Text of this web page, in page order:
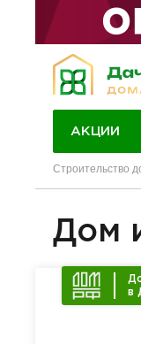
АКЦИИ
Строительство
Дом
в